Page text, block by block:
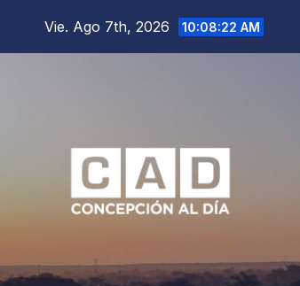
Vie. Ago 7th, 2026 10:08:24 AM